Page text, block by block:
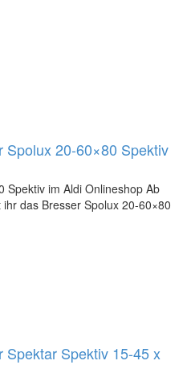
Spolux 20-60×80 Spektiv
Spektiv im Aldi Onlineshop Ab
das Bresser Spolux 20-60×80
Spektar Spektiv 15-45 x